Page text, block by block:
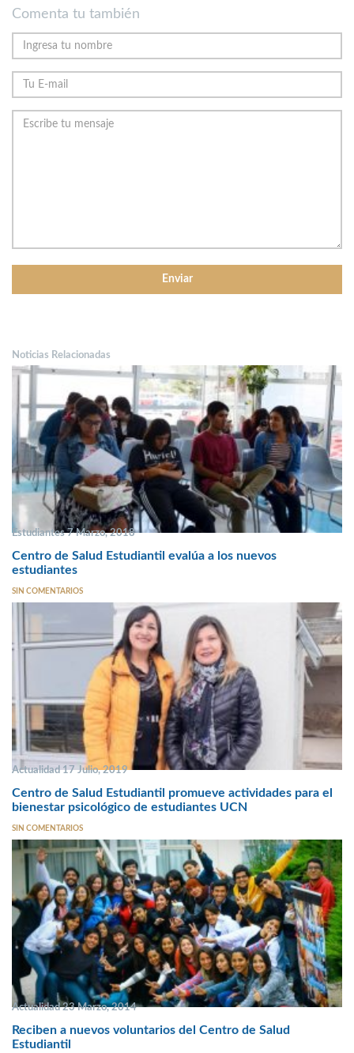
Comenta tu también
Noticias Relacionadas
Estudiantes 7 Marzo, 2018
Centro de Salud Estudiantil evalúa a los nuevos
estudiantes
SIN COMENTARIOS
Actualidad 17 Julio, 2019
Centro de Salud Estudiantil promueve actividades para el
bienestar psicológico de estudiantes UCN
SIN COMENTARIOS
Actualidad 23 Marzo, 2014
Reciben a nuevos voluntarios del Centro de Salud
Estudiantil